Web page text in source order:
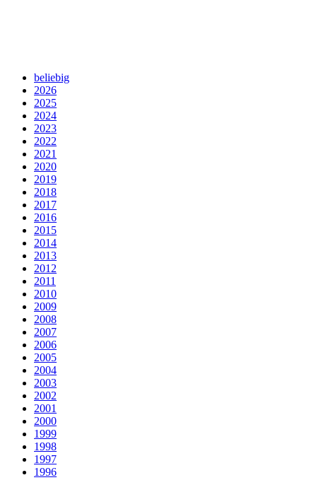
beliebig
2026
2025
2024
2023
2022
2021
2020
2019
2018
2017
2016
2015
2014
2013
2012
2011
2010
2009
2008
2007
2006
2005
2004
2003
2002
2001
2000
1999
1998
1997
1996